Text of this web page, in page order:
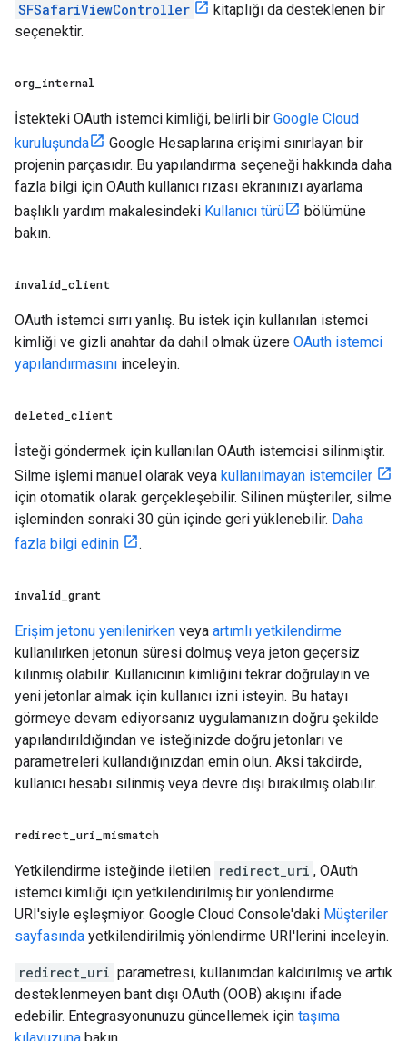
SFSafariViewController
kitaplığı da desteklenen bir
seçenektir.
org internal
İstekteki OAuth istemci kimliği, belirli bir Google Cloud
kuruluşunda
Google Hesaplarına erişimi sınırlayan bir
projenin parçasıdır. Bu yapılandırma seçeneği hakkında daha
fazla bilgi için OAuth kullanıcı rızası ekranınızı ayarlama
başlıklı yardım makalesindeki Kullanıcı türü
bölümüne
bakın.
invalid client
OAuth istemci sırrı yanlış. Bu istek için kullanılan istemci
kimliği ve gizli anahtar da dahil olmak üzere OAuth istemci
yapılandırmasını inceleyin.
deleted client
İsteği göndermek için kullanılan OAuth istemcisi silinmiştir.
Silme işlemi manuel olarak veya kullanılmayan istemciler
için otomatik olarak gerçekleşebilir. Silinen müşteriler, silme
işleminden sonraki 30 gün içinde geri yüklenebilir. Daha
fazla bilgi edinin
.
invalid grant
Erişim jetonu yenilenirken veya artımlı yetkilendirme
kullanılırken jetonun süresi dolmuş veya jeton geçersiz
kılınmış olabilir. Kullanıcının kimliğini tekrar doğrulayın ve
yeni jetonlar almak için kullanıcı izni isteyin. Bu hatayı
görmeye devam ediyorsanız uygulamanızın doğru şekilde
yapılandırıldığından ve isteğinizde doğru jetonları ve
parametreleri kullandığınızdan emin olun. Aksi takdirde,
kullanıcı hesabı silinmiş veya devre dışı bırakılmış olabilir.
redirect uri mismatch
Yetkilendirme isteğinde iletilen redirect_uri , OAuth
istemci kimliği için yetkilendirilmiş bir yönlendirme
URI'siyle eşleşmiyor. Google Cloud Console'daki Müşteriler
sayfasında yetkilendirilmiş yönlendirme URI'lerini inceleyin.
redirect_uri parametresi, kullanımdan kaldırılmış ve artık
desteklenmeyen bant dışı OAuth (OOB) akışını ifade
edebilir. Entegrasyonunuzu güncellemek için taşıma